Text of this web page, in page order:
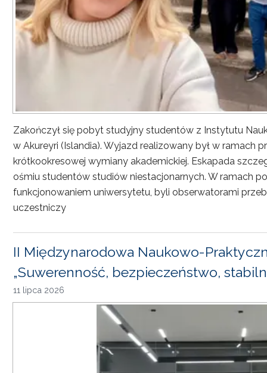
Zakończył się pobyt studyjny studentów z Instytutu
w Akureyri (Islandia). Wyjazd realizowany był w ramach
krótkookresowej wymiany akademickiej. Eskapada
ośmiu studentów studiów niestacjonarnych. W ramach
funkcjonowaniem uniwersytetu, byli obserwatorami
uczestniczy
II Międzynarodowa Naukowo-
„Suwerenność, bezpieczeństwo,
11 lipca 2026